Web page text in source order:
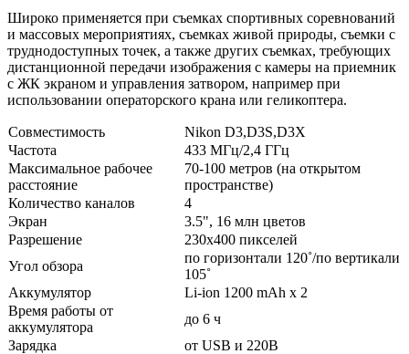
Широко применяется при съемках спортивных соревнований
и массовых мероприятиях, съемках живой природы, съемки с
труднодоступных точек, а также других съемках, требующих
дистанционной передачи изображения с камеры на приемник
с ЖК экраном и управления затвором, например при
использовании операторского крана или геликоптера.
Совместимость
Nikon D3,D3S,D3X
Частота
433 МГц/2,4 ГГц
Максимальное рабочее
расстояние
70-100 метров (на открытом
пространстве)
Количество каналов
4
Экран
3.5", 16 млн цветов
Разрешение
230х400 пикселей
Угол обзора
по горизонтали 120˚/по вертикали
105˚
Аккумулятор
Li-ion 1200 mAh x 2
Время работы от
аккумулятора
до 6 ч
Зарядка
от USB и 220В